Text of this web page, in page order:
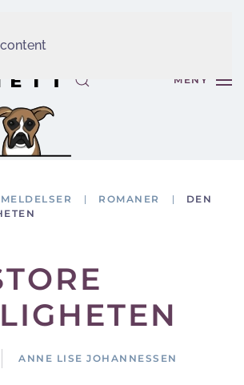
MENY
ROMANER
DEN
ANNE LISE JOHANNESSEN